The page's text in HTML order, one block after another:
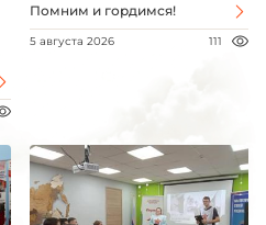
Помним и гордимся!
5 августа 2026 111